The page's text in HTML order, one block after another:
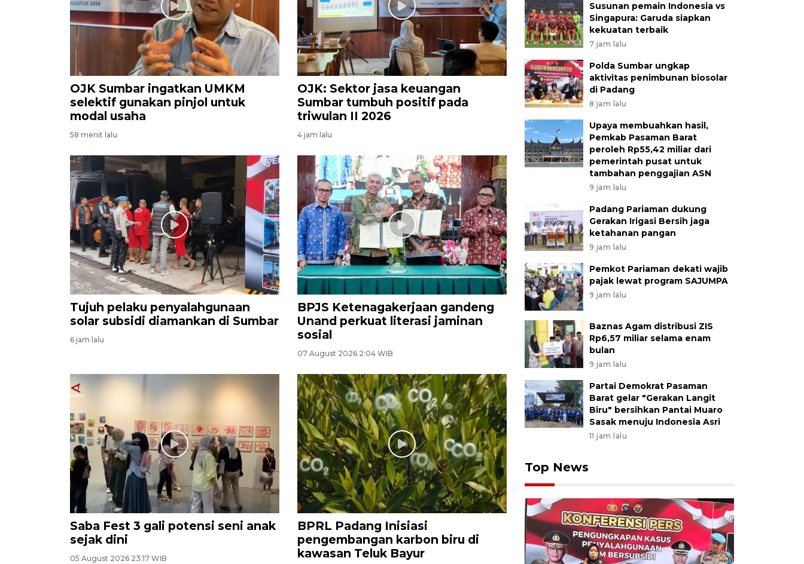
OJK Sumbar ingatkan UMKM
selektif gunakan pinjol untuk
modal usaha
58 menit lalu
OJK: Sektor jasa keuangan
Sumbar tumbuh positif pada
triwulan II 2026
4 jam lalu
Tujuh pelaku penyalahgunaan
solar subsidi diamankan di Sumbar
6 jam lalu
BPJS Ketenagakerjaan gandeng
Unand perkuat literasi jaminan
sosial
07 August 2026 2:04 WIB
Saba Fest 3 gali potensi seni anak
sejak dini
05 August 2026 23:17 WIB
BPRL Padang Inisiasi
pengembangan karbon biru di
kawasan Teluk Bayur
Susunan pemain Indonesia vs
Singapura: Garuda siapkan
kekuatan terbaik
7 jam lalu
Polda Sumbar ungkap
aktivitas penimbunan biosolar
di Padang
8 jam lalu
Upaya membuahkan hasil,
Pemkab Pasaman Barat
peroleh Rp55,42 miliar dari
pemerintah pusat untuk
tambahan penggajian ASN
9 jam lalu
Padang Pariaman dukung
Gerakan Irigasi Bersih jaga
ketahanan pangan
9 jam lalu
Pemkot Pariaman dekati wajib
pajak lewat program SAJUMPA
9 jam lalu
Baznas Agam distribusi ZIS
Rp6,57 miliar selama enam
bulan
9 jam lalu
Partai Demokrat Pasaman
Barat gelar "Gerakan Langit
Biru" bersihkan Pantai Muaro
Sasak menuju Indonesia Asri
11 jam lalu
Top News